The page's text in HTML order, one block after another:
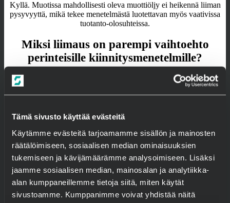
Tämä sivusto käyttää evästeitä
Käytämme evästeitä tarjoamamme sisällön ja mainosten
räätälöimiseen, sosiaalisen median ominaisuuksien
tukemiseen ja kävijämäärämme analysoimiseen. Lisäksi
jaamme sosiaalisen median, mainosalan ja analytiikka-
alan kumppaneillemme tietoja siitä, miten käytät
sivustoamme. Kumppanimme voivat yhdistää näitä
Kyllä. Muotissa mahdollisesti oleva muottiöljy ei heikennä liiman
pysyvyyttä, mikä tekee menetelmästä luotettavan myös vaativissa
tuotanto-olosuhteissa.
Miksi liimaus on parempi vaihtoehto
perinteisille kiinnitysmenetelmille?
Kuumaliimaus korvaa muotin pintaa rikkovat ja likaavat
kiinnitysmenetelmät, kuten naulauksen. Näin muotin käyttöikä
pitenee merkittävästi. Lisäksi elementtien aukot voidaan muotittaa
levymateriaalin hävikkiä.
Soveltuuko kiinnitys monimutkaisiin
muotoihin?
Erityisesti pitkien tai monimutkaisten urien vaatimat listoitukset
onnistuvat kuumaliimaustekniikalla vaivattomasti. Kiinnitystyö on
nopeaa, käyttäjäystävällistä ja selvästi joutuisampaa kuin monilla
muilla menetelmillä.